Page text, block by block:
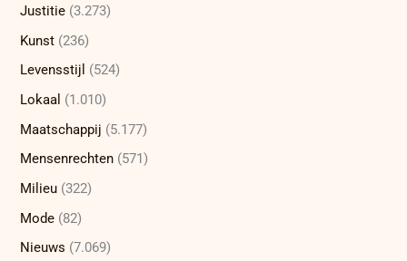
Justitie (3.273)
Kunst (236)
Levensstijl (524)
Lokaal (1.010)
Maatschappij (5.177)
Mensenrechten (571)
Milieu (322)
Mode (82)
Nieuws (7.069)